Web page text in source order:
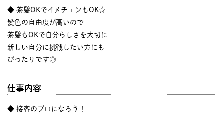
◆ 茶髪OKでイメチェンもOK☆
髪色の自由度が高いので
茶髪もOKで自分らしさを大切に！
新しい自分に挑戦したい方にも
ぴったりです◎
仕事内容
◆ 接客のプロになろう！